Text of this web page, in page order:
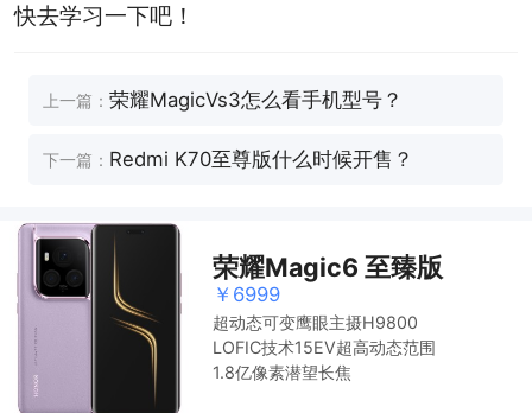
快去学习一下吧！
上一篇： 荣耀MagicVs3怎么看手机型号？
下一篇： Redmi K70至尊版什么时候开售？
荣耀Magic6 至臻版
￥6999
超动态可变鹰眼主摄H9800
LOFIC技术15EV超高动态范围
1.8亿像素潜望长焦